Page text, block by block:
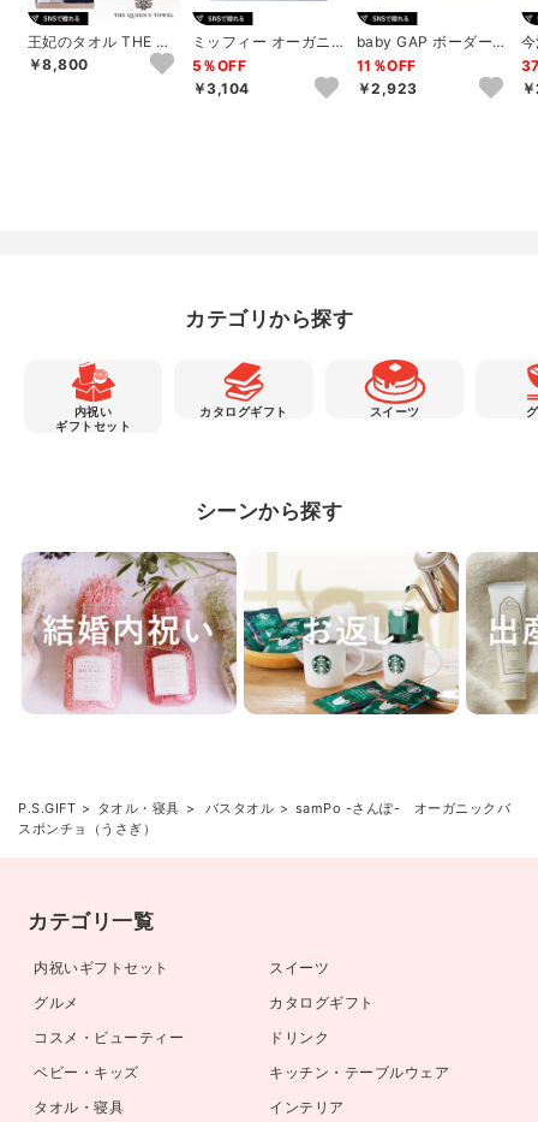
王妃のタオル THE QU
EEN’S TOWEL バス
タ...
￥8,800
ミッフィー オーガニ
ック バス1P･ウォッシ
ュタオル1P
5％OFF
￥3,104
baby GAP ボーダーベ
ア バス1P･ウォッシュ
タオ...
11％OFF
￥2,923
カテゴリから探す
内祝い
ギフトセット
カタログギフト スイーツ
シーンから探す
P.S.GIFT タオル・寝具 バスタオル
samPo -さんぽ- オーガニックバ
スポンチョ（うさぎ）
カテゴリ一覧
内祝いギフトセット
スイーツ
グルメ
カタログギフト
コスメ・ビューティー
ドリンク
ベビー・キッズ
キッチン・テーブルウェア
タオル・寝具
インテリア